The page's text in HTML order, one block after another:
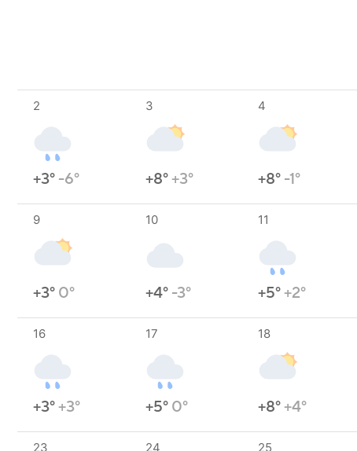
2
+3° -6°
3
+8°+3°
4
+8° -1°
9
+3° 0°
10
+4° -3°
11
+5°+2°
16
+3°+3°
17
+5° 0°
18
+8°+4°
23 24 25